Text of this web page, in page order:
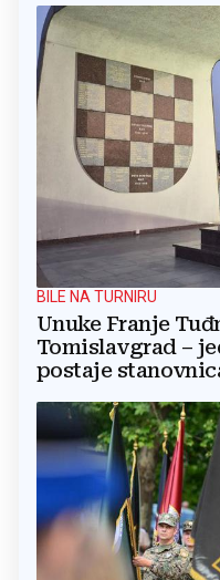
BILE NA TURNIRU
Unuke Franje
Tomislavgrad –
postaje